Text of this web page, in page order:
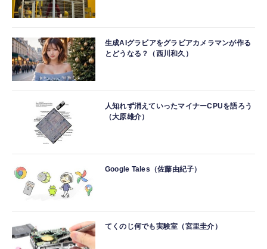
生成AIグラビアをグラビアカメラマンが作る
とどうなる？（西川和久）
人知れず消えていったマイナーCPUを語ろう
（大原雄介）
Google Tales（佐藤由紀子）
てくのじ何でも実験室（宮里圭介）